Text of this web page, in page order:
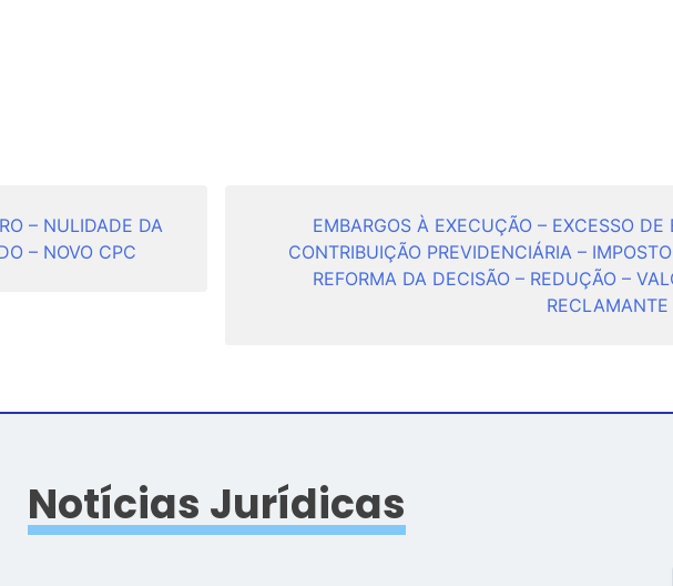
– NULIDADE DA
– NOVO CPC
EMBARGOS À EXECUÇÃO – EXCESSO DE
CONTRIBUIÇÃO PREVIDENCIÁRIA –
REFORMA DA DECISÃO – REDUÇÃO –
Notícias Jurídicas